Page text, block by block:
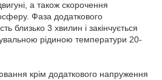
а також скорочення
Фаза додаткового
близько 3 хвилин і закінчується
рідиною температури 20-
крім додаткового напруження